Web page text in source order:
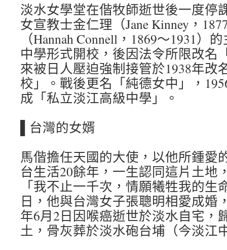
淡水女學堂在偕牧師逝世後一度停
女宣教士金仁理（Jane Kinney，
（Hannah Connell，1869〜1931）
中學形式開校，後因法令所限改名
來被日人壓迫強制接管於1938年改
校」。戰後更名「純德女中」，
成「私立淡江高級中學」。
▌台灣的女婿
馬偕擔任天國的大使，以他所鍾愛
台生活20餘年，一生認同這片土地
「我不止一千次，情願犧牲我的生
日，他與台灣女子張聰明相愛成婚
年6月2日因喉癌逝世於淡水自宅，
土，骨灰葬於淡水砲台埔（今淡江